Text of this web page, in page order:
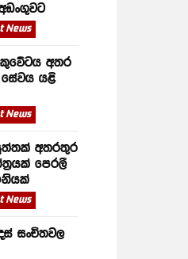
News
කුවේටය අතර
සේවය යළි
News
අතරතුර
පෙරලී
News
සංචිතවල